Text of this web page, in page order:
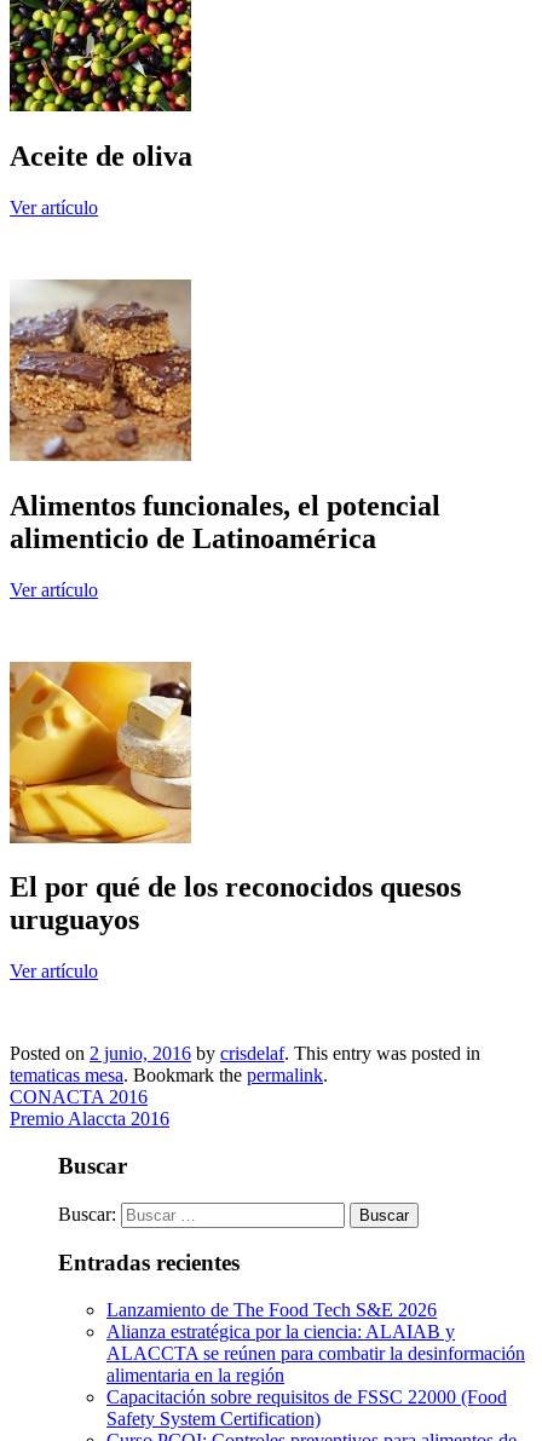
Aceite de oliva
Ver artículo
Alimentos funcionales, el potencial
alimenticio de Latinoamérica
Ver artículo
El por qué de los reconocidos quesos
uruguayos
Ver artículo
Posted on 2 junio, 2016 by crisdelaf. This entry was posted in
tematicas mesa. Bookmark the permalink.
CONACTA 2016
Premio Alaccta 2016
Buscar
Buscar:
Entradas recientes
Lanzamiento de The Food Tech S&E 2026
Alianza estratégica por la ciencia: ALAIAB y
ALACCTA se reúnen para combatir la desinformación
alimentaria en la región
Capacitación sobre requisitos de FSSC 22000 (Food
Safety System Certification)